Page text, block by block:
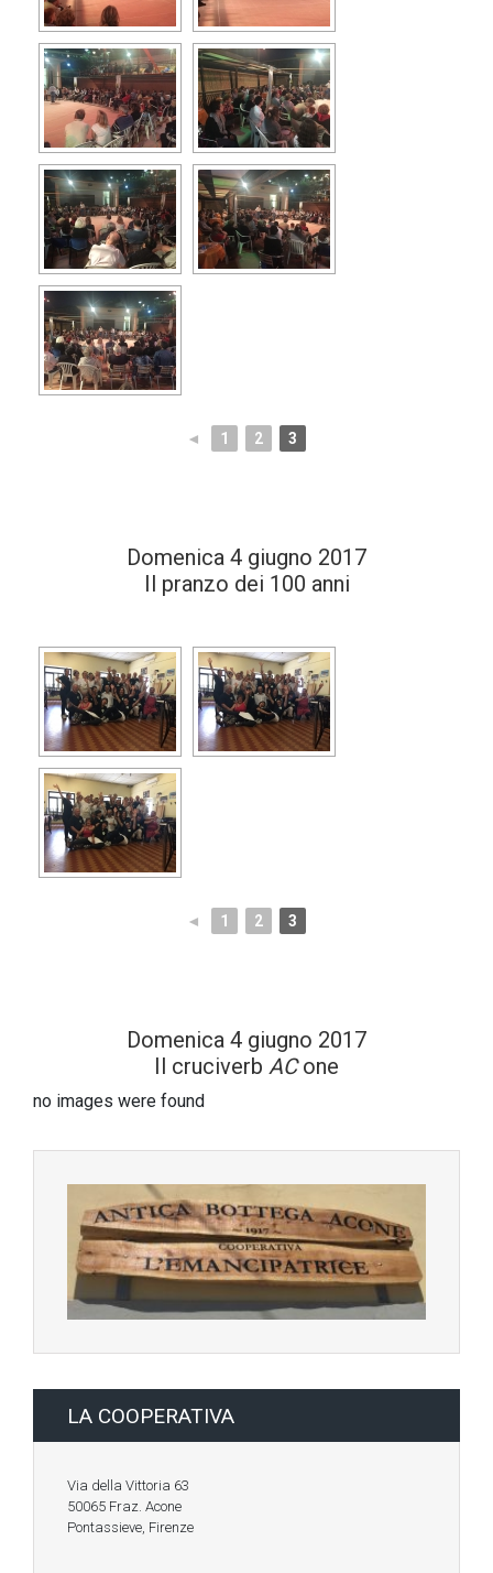
◄ 1 2 3
Domenica 4 giugno 2017
Il pranzo dei 100 anni
◄ 1 2 3
Domenica 4 giugno 2017
Il cruciverb ACone
no images were found
LA COOPERATIVA
Via della Vittoria 63
50065 Fraz. Acone
Pontassieve, Firenze